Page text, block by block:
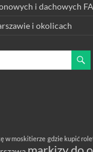
i dachowych
i okolicach
w moskitierze gdzie kupić